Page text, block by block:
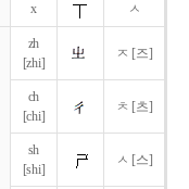
x ㅅ
zh
[zhi]
ㅈ [즈]
ch
[chi]
ㅊ [츠]
sh
[shi]
ㅅ [스]